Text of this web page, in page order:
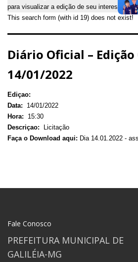
para visualizar a edição de seu interesse.
This search form (with id 19) does not exist!
Diário Oficial – Edição
14/01/2022
Ediçao:
Data:
14/01/2022
Hora:
15:30
Descriçao:
Licitação
Faça o Download aqui: Dia 14.01.2022 -
Fale Conosco
PREFEITURA MUNICIPAL DE
GALILÉIA-MG